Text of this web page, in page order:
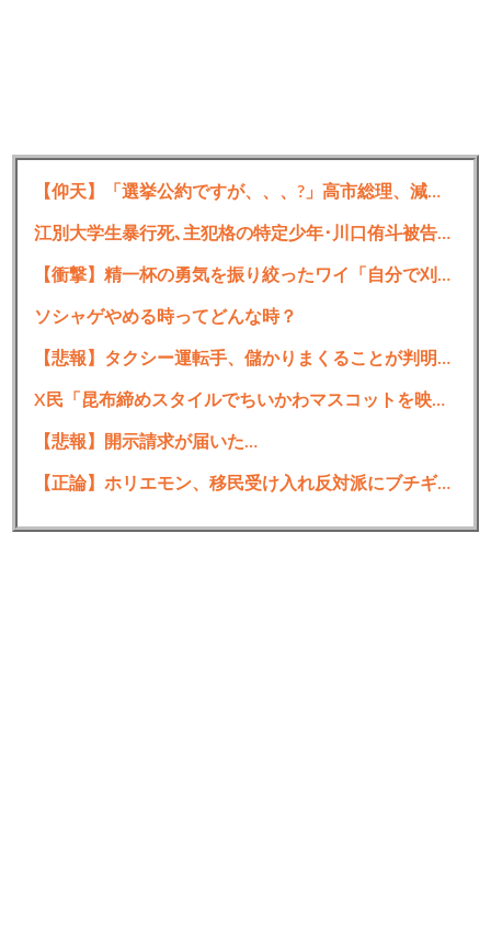
【仰天】「選挙公約ですが、、、?」高市総理、減税に難色を示し続ける玉木代表らを「煽りまくるwwwww」
江別大学生暴行死､主犯格の特定少年･川口侑斗被告に無期懲役判決 当時17歳の少年には懲役30年の判決
【衝撃】精一杯の勇気を振り絞ったワイ「自分で刈り上げしてみよう」→結果・・・・・
ソシャゲやめる時ってどんな時？
【悲報】タクシー運転手、儲かりまくることが判明ｗｗｗｗｗｗｗｗ
X民「昆布締めスタイルでちいかわマスコットを映画館に連れ歩きたいな～せや！」
【悲報】開示請求が届いた…
【正論】ホリエモン、移民受け入れ反対派にブチギレ→スタジオ誰も反論できず沈黙